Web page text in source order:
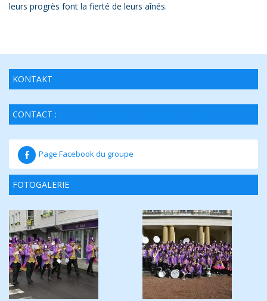
leurs progrès font la fierté de leurs aînés.
KONTAKT
CONTACT :
Page Facebook du groupe
FOTOGALERIE